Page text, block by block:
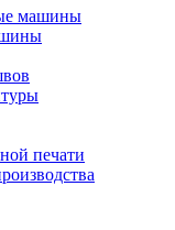
машины
печати